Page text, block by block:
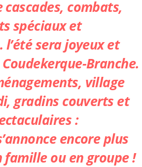
cascades, combats,
spéciaux et
sera joyeux et
Branche.
village
gradins couverts et
:
encore plus
famille ou en groupe !